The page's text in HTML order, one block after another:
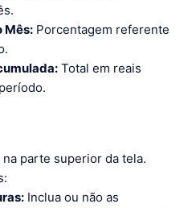
Mês: Porcentagem referente
Total em reais
na parte superior da tela.
Inclua ou não as